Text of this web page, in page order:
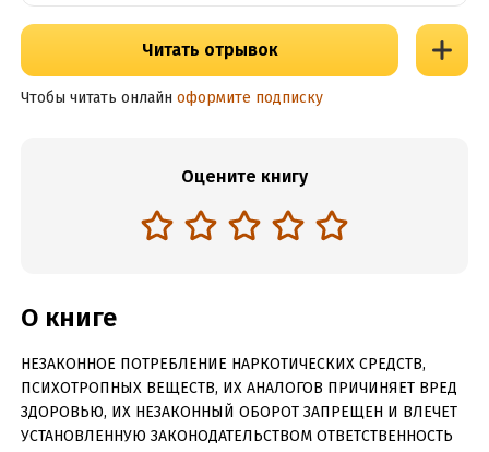
Читать отрывок
Чтобы читать онлайн оформите подписку
Оцените книгу
О книге
НЕЗАКОННОЕ ПОТРЕБЛЕНИЕ НАРКОТИЧЕСКИХ СРЕДСТВ,
ПСИХОТРОПНЫХ ВЕЩЕСТВ, ИХ АНАЛОГОВ ПРИЧИНЯЕТ ВРЕД
ЗДОРОВЬЮ, ИХ НЕЗАКОННЫЙ ОБОРОТ ЗАПРЕЩЕН И ВЛЕЧЕТ
УСТАНОВЛЕННУЮ ЗАКОНОДАТЕЛЬСТВОМ ОТВЕТСТВЕННОСТЬ